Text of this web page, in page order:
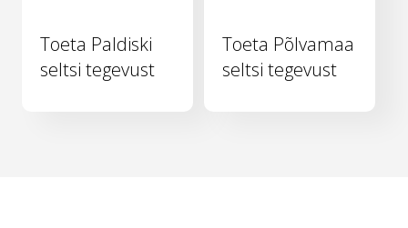
Toeta Paldiski
seltsi tegevust
Toeta Põlvamaa
seltsi tegevust